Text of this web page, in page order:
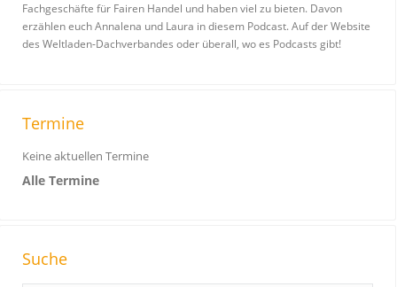
Fachgeschäfte für Fairen Handel und haben viel zu bieten. Davon
erzählen euch Annalena und Laura in diesem Podcast. Auf der Website
des Weltladen-Dachverbandes oder überall, wo es Podcasts gibt!
Termine
Keine aktuellen Termine
Alle Termine
Suche